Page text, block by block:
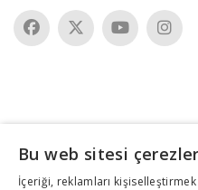
Bu web sitesi
İçeriği, reklamları